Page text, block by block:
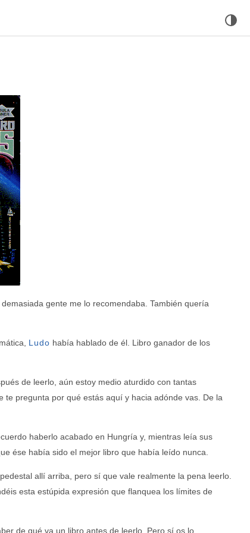
gente me lo recomendaba. También quería
Ludo había hablado de él. Libro ganador de los
de leerlo, aún estoy medio aturdido con tantas
te pregunta por qué estás aquí y hacia adónde vas. De la
haberlo acabado en Hungría y, mientras leía sus
ése había sido el mejor libro que había leído nunca.
allí arriba, pero sí que vale realmente la pena leerlo.
esta estúpida expresión que flanquea los límites de
de qué va un libro antes de leerlo. Pero sí os lo